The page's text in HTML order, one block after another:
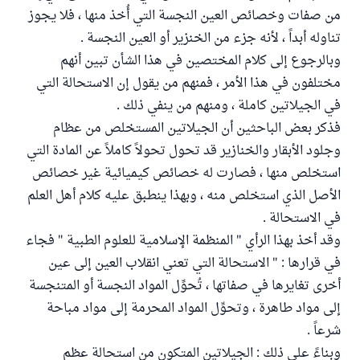
من صفات وخصائص العين النجسة التي أُخذ منها ، فلا يجوز
تناوله أبداً ، لأنه جزء من الخنزير أو العين النجسة .
وبالرجوع إلى كلام المختصين في هذا الشأن تبين أنهم
مختلفون في هذا الأمر ، فمنهم من يقول إن الاستحالة التي
في الجيلاتين كاملة ، ومنهم من ينفي ذلك .
فذكر بعض الباحثين أن الجيلاتين المستخلص من عظام
وجلود الأبقار والخنازير قد تحول تحولاً كاملاً عن المادة التي
استخلص منها ، فصارت له خصائص كيميائية غير خصائص
الأصل الذي استخلص منه ، وبهذا ينطبق عليه كلام أهل العلم
في الاستحالة .
وقد أخذ بهذا الرأي " المنظمة الإسلامية للعلوم الطبية " فجاء
في قرارها : " الاستحالة التي تعني انقلاب العين إلى عين
أخرى تغايرها في صفاتها ، تُحوِّل المواد النجسة أو المتنجسة
إلى مواد طاهرة ، وتحوِّل المواد المحرمة إلى مواد مباحة
شرعاً .
وبناءً على ذلك : الجيلاتين المتكون من استحالة عظم